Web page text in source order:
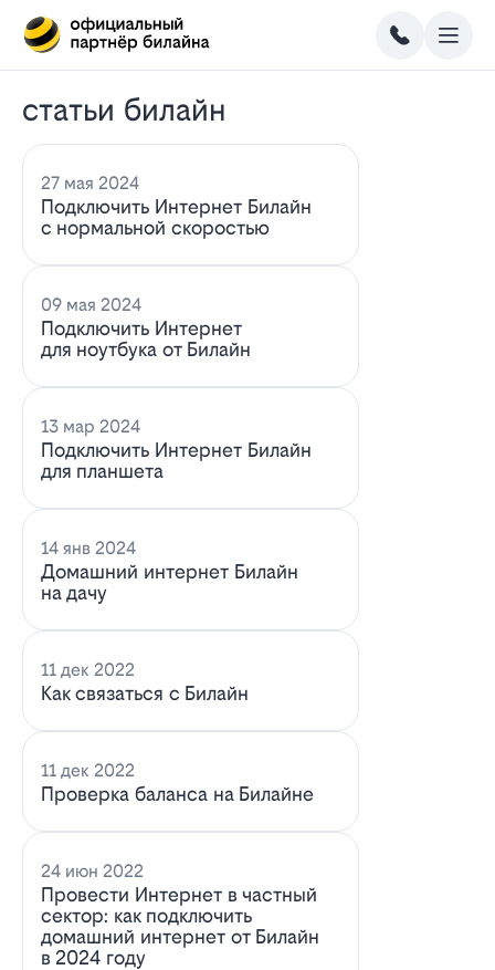
статьи билайн
27 мая 2024
Подключить Интернет Билайн
с нормальной скоростью
09 мая 2024
Подключить Интернет
для ноутбука от Билайн
13 мар 2024
Подключить Интернет Билайн
для планшета
14 янв 2024
Домашний интернет Билайн
на дачу
11 дек 2022
Как связаться с Билайн
11 дек 2022
Проверка баланса на Билайне
24 июн 2022
Провести Интернет в частный
сектор: как подключить
домашний интернет от Билайн
в 2024 году